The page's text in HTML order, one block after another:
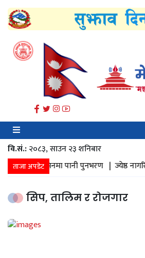
वि.सं.:२०८३, साउन २३ शनिबार
ताजा अपडेट
|जमिनमा पानी पुनभरण |ज्येष्ठ नागरिक
सिप, तालिम र रोजगार